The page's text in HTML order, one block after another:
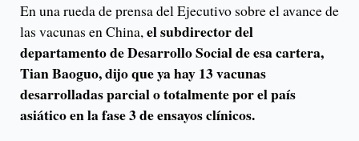
En una rueda de prensa del Ejecutivo sobre el avance de
las vacunas en China,el subdirector del
departamento de Desarrollo Social de esa cartera,
Tian Baoguo, dijo que ya hay 13 vacunas
desarrolladas parcial o totalmente por el país
asiático en la fase 3 de ensayos clínicos.